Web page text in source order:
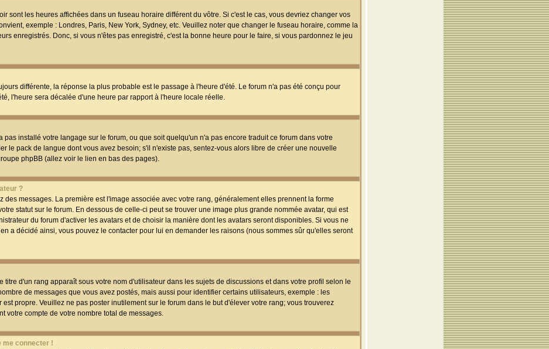
sont les heures affichées dans un fuseau horaire différent du vôtre. Si c'est le cas, vous devriez changer vos
exemple : Londres, Paris, New York, Sydney, etc. Veuillez noter que changer le fuseau horaire, comme la
enregistrés. Donc, si vous n'êtes pas enregistré, c'est la bonne heure pour le faire, si vous pardonnez le jeu
différente, la réponse la plus probable est le passage à l'heure d'été. Le forum n'a pas été conçu pour
l'heure sera décalée d'une heure par rapport à l'heure locale réelle.
installé votre langage sur le forum, ou que soit quelqu'un n'a pas encore traduit ce forum dans votre
le pack de langue dont vous avez besoin; s'il n'existe pas, sentez-vous alors libre de créer une nouvelle
phpBB (allez voir le lien en bas des pages).
?
des messages. La première est l'image associée avec votre rang, généralement elles prennent la forme
statut sur le forum. En dessous de celle-ci peut se trouver une image plus grande nommée avatar, qui est
du forum d'activer les avatars et de choisir la manière dont les avatars seront disponibles. Si vous ne
a décidé ainsi, vous pouvez le contacter pour lui en demander les raisons (nous sommes sûr qu'elles seront
d'un rang apparaît sous votre nom d'utilisateur dans les sujets de discussions et dans votre profil selon le
de messages que vous avez postés, mais aussi pour identifier certains utilisateurs, exemple : les
propre. Veuillez ne pas poster inutilement sur le forum dans le but d'élever votre rang; vous trouverez
votre compte de votre nombre total de messages.
me connecter !